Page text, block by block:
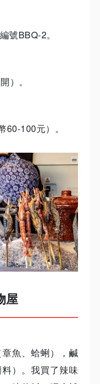
號BBQ-2。
）。
100元）。
屋
魚、蛤蜊），鹹
）。我買了辣味